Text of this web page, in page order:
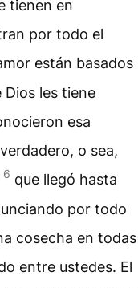
tienen en
por todo el
están basados
Dios les tiene
esa
o sea,
6 que llegó hasta
por todo
cosecha en todas
entre ustedes. El